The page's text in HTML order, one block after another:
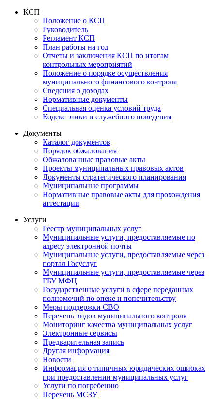
КСП
Положение о КСП
Руководитель
Регламент КСП
План работы на год
Отчеты и заключения КСП по итогам
контрольных мероприятий
Положение о порядке осуществления
муниципального финансового контроля
Сведения о доходах
Нормативные документы
Специальная оценка условий труда
Кодекс этики и служебного поведения
Документы
Каталог документов
Порядок обжалования
Обжалованные правовые акты
Проекты муниципальных правовых актов
Документы стратегического планирования
Муниципальные программы
Нормативные правовые акты для прохождения
аттестации
Услуги
Реестр муниципальных услуг
Муниципальные услуги, предоставляемые по
адресу электронной почты
Муниципальные услуги, предоставляемые через
портал Госуслуг
Муниципальные услуги, предоставляемые через
ГБУ МФЦ
Государственные услуги в сфере переданных
полномочий по опеке и попечительству
Меры поддержки СВО
Перечень видов муниципального контроля
Мониторинг качества муниципальных услуг
Электронные сервисы
Предварительная запись
Другая информация
Новости
Информация о типичных юридических ошибках
при предоставлении муниципальных услуг
Услуги по погребению
Перечень МСЗУ